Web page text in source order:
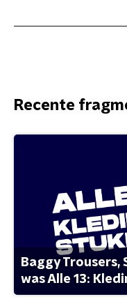
Recente
Baggy Trousers,
was Alle 13: